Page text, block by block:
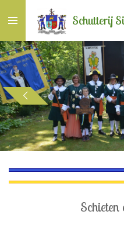
direct
naar
de
hoofdinhoud
Schutterij
Schieten